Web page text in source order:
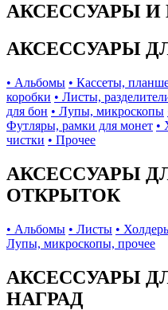
АКСЕССУАРЫ И
АКСЕССУАРЫ
• Альбомы • Кассеты,
коробки • Листы,
для бон • Лупы, микроскопы
Футляры, рамки для монет •
чистки • Прочее
АКСЕССУАРЫ
ОТКРЫТОК
• Альбомы • Листы •
Лупы, микроскопы, прочее
АКСЕССУАРЫ
НАГРАД